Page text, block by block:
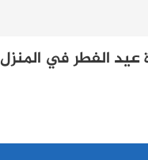
عيد الفطر في المنزل